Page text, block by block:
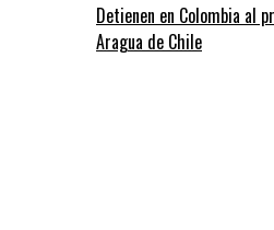
Detienen en Colombia al
Aragua de Chile